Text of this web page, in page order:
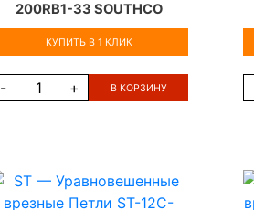
200RB1-33 SOUTHCO
КУПИТЬ В 1 КЛИК
- + В КОРЗИНУ